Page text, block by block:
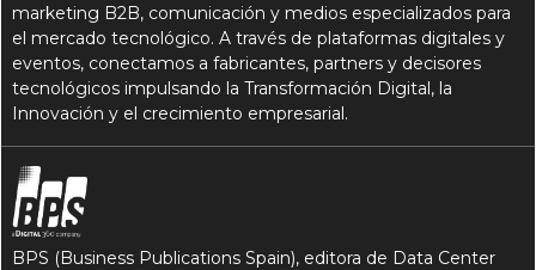
marketing B2B, comunicación y medios especializados para
el mercado tecnológico. A través de plataformas digitales y
eventos, conectamos a fabricantes, partners y decisores
tecnológicos impulsando la Transformación Digital, la
Innovación y el crecimiento empresarial.
BPS (Business Publications Spain), editora de Data Center